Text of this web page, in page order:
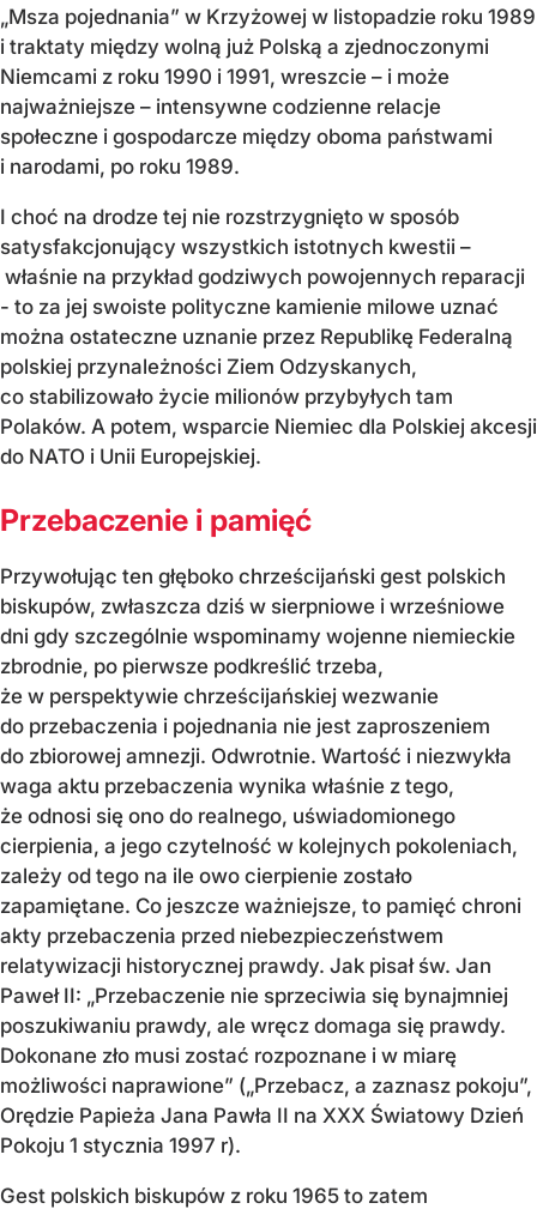
„Msza pojednania” w Krzyżowej w listopadzie roku 1989
i traktaty między wolną już Polską a zjednoczonymi
Niemcami z roku 1990 i 1991, wreszcie – i może
najważniejsze – intensywne codzienne relacje
społeczne i gospodarcze między oboma państwami
i narodami, po roku 1989.
I choć na drodze tej nie rozstrzygnięto w sposób
satysfakcjonujący wszystkich istotnych kwestii –
właśnie na przykład godziwych powojennych reparacji
- to za jej swoiste polityczne kamienie milowe uznać
można ostateczne uznanie przez Republikę Federalną
polskiej przynależności Ziem Odzyskanych,
co stabilizowało życie milionów przybyłych tam
Polaków. A potem, wsparcie Niemiec dla Polskiej akcesji
do NATO i Unii Europejskiej.
Przebaczenie i pamięć
Przywołując ten głęboko chrześcijański gest polskich
biskupów, zwłaszcza dziś w sierpniowe i wrześniowe
dni gdy szczególnie wspominamy wojenne niemieckie
zbrodnie, po pierwsze podkreślić trzeba,
że w perspektywie chrześcijańskiej wezwanie
do przebaczenia i pojednania nie jest zaproszeniem
do zbiorowej amnezji. Odwrotnie. Wartość i niezwykła
waga aktu przebaczenia wynika właśnie z tego,
że odnosi się ono do realnego, uświadomionego
cierpienia, a jego czytelność w kolejnych pokoleniach,
zależy od tego na ile owo cierpienie zostało
zapamiętane. Co jeszcze ważniejsze, to pamięć chroni
akty przebaczenia przed niebezpieczeństwem
relatywizacji historycznej prawdy. Jak pisał św. Jan
Paweł II: „Przebaczenie nie sprzeciwia się bynajmniej
poszukiwaniu prawdy, ale wręcz domaga się prawdy.
Dokonane zło musi zostać rozpoznane i w miarę
możliwości naprawione” („Przebacz, a zaznasz pokoju”,
Orędzie Papieża Jana Pawła II na XXX Światowy Dzień
Pokoju 1 stycznia 1997 r).
Gest polskich biskupów z roku 1965 to zatem